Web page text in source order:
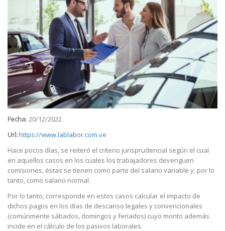
Fecha: 20/12/2022
Url:https://www.lablabor.com.ve
Hace pocos días, se reiteró el criterio jurisprudencial según el cual
en aquellos casos en los cuales los trabajadores devenguen
comisiones, éstas se tienen como parte del salario variable y; por lo
tanto, como salario normal.
Por lo tanto, corresponde en estos casos calcular el impacto de
dichos pagos en los días de descanso legales y convencionales
(comúnmente sábados, domingos y feriados) cuyo monto además
incide en el cálculo de los pasivos laborales.